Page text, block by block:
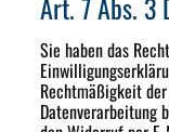
Sie haben das
Rechtmäßigkeit
Datenverarbeitung